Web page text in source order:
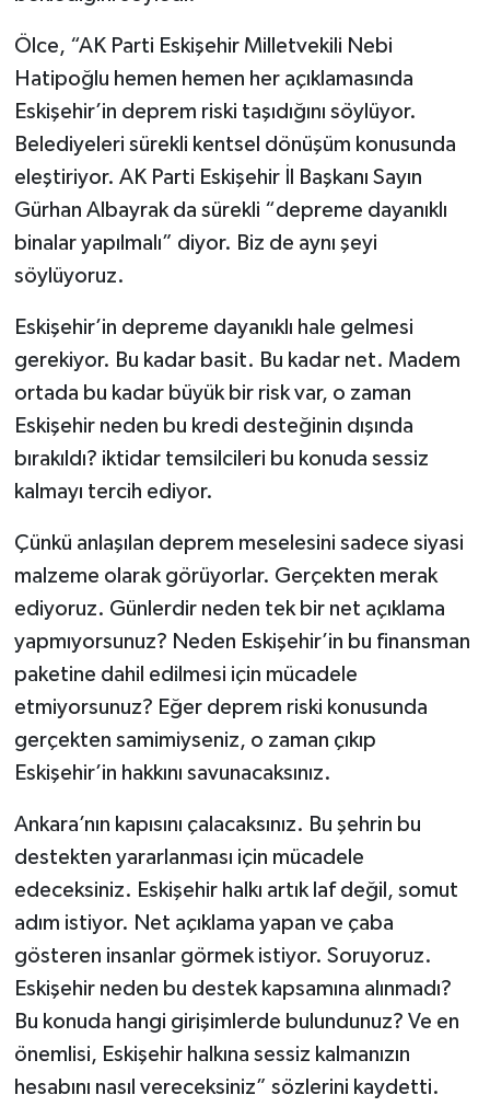
Ölce, “AK Parti Eskişehir Milletvekili Nebi
Hatipoğlu hemen hemen her açıklamasında
Eskişehir’in deprem riski taşıdığını söylüyor.
Belediyeleri sürekli kentsel dönüşüm konusunda
eleştiriyor. AK Parti Eskişehir İl Başkanı Sayın
Gürhan Albayrak da sürekli “depreme dayanıklı
binalar yapılmalı” diyor. Biz de aynı şeyi
söylüyoruz.
Eskişehir’in depreme dayanıklı hale gelmesi
gerekiyor. Bu kadar basit. Bu kadar net. Madem
ortada bu kadar büyük bir risk var, o zaman
Eskişehir neden bu kredi desteğinin dışında
bırakıldı? iktidar temsilcileri bu konuda sessiz
kalmayı tercih ediyor.
Çünkü anlaşılan deprem meselesini sadece siyasi
malzeme olarak görüyorlar. Gerçekten merak
ediyoruz. Günlerdir neden tek bir net açıklama
yapmıyorsunuz? Neden Eskişehir’in bu finansman
paketine dahil edilmesi için mücadele
etmiyorsunuz? Eğer deprem riski konusunda
gerçekten samimiyseniz, o zaman çıkıp
Eskişehir’in hakkını savunacaksınız.
Ankara’nın kapısını çalacaksınız. Bu şehrin bu
destekten yararlanması için mücadele
edeceksiniz. Eskişehir halkı artık laf değil, somut
adım istiyor. Net açıklama yapan ve çaba
gösteren insanlar görmek istiyor. Soruyoruz.
Eskişehir neden bu destek kapsamına alınmadı?
Bu konuda hangi girişimlerde bulundunuz? Ve en
önemlisi, Eskişehir halkına sessiz kalmanızın
hesabını nasıl vereceksiniz” sözlerini kaydetti.